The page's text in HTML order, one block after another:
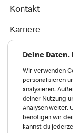
Kontakt
Karriere
Deine Daten.
Wir verwenden
personalisieren
analysieren.
deiner Nutzung
Analysen weiter.
benötigen wir
kannst du